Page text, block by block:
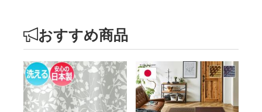
おすすめ商品